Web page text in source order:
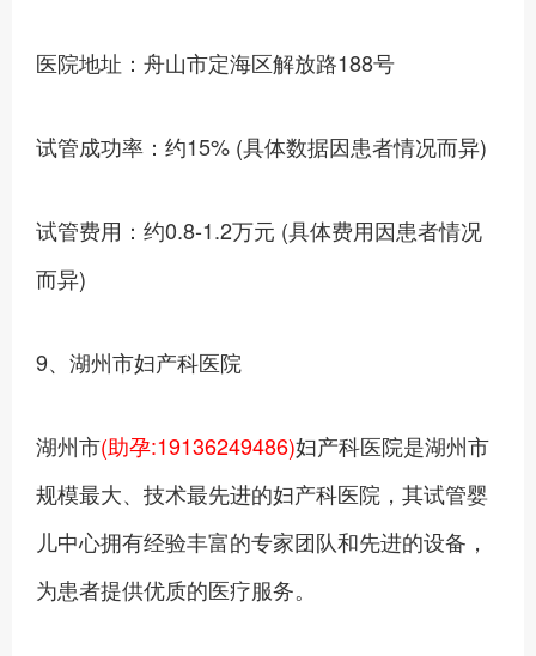
医院地址：舟山市定海区解放路188号
试管成功率：约15% (具体数据因患者情况而异)
试管费用：约0.8-1.2万元 (具体费用因患者情况
而异)
9、湖州市妇产科医院
湖州市(助孕:19136249486)妇产科医院是湖州市
规模最大、技术最先进的妇产科医院，其试管婴
儿中心拥有经验丰富的专家团队和先进的设备，
为患者提供优质的医疗服务。